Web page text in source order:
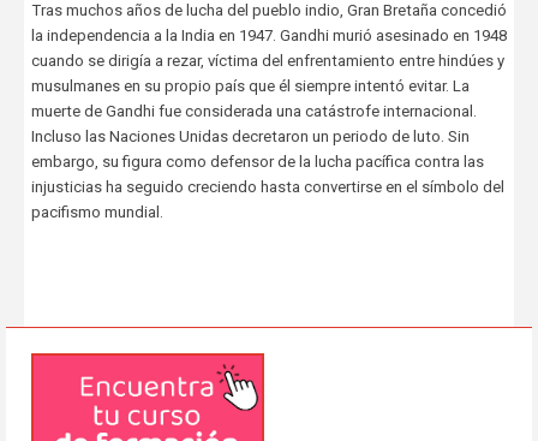
Tras muchos años de lucha del pueblo indio, Gran Bretaña concedió
la independencia a la India en 1947. Gandhi murió asesinado en 1948
cuando se dirigía a rezar, víctima del enfrentamiento entre hindúes y
musulmanes en su propio país que él siempre intentó evitar. La
muerte de Gandhi fue considerada una catástrofe internacional.
Incluso las Naciones Unidas decretaron un periodo de luto. Sin
embargo, su figura como defensor de la lucha pacífica contra las
injusticias ha seguido creciendo hasta convertirse en el símbolo del
pacifismo mundial.